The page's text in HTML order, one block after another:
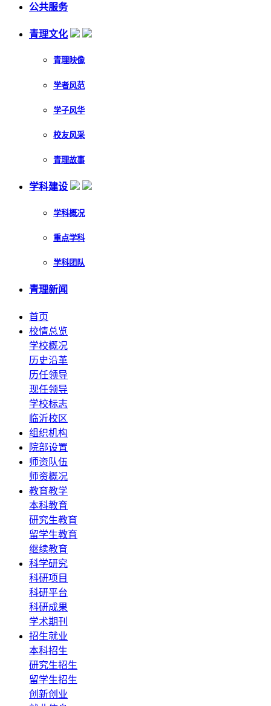
公共服务
青理文化
青理映像
学者风范
学子风华
校友风采
青理故事
学科建设
学科概况
重点学科
学科团队
青理新闻
首页
校情总览
学校概况
历史沿革
历任领导
现任领导
学校标志
临沂校区
组织机构
院部设置
师资队伍
师资概况
教育教学
本科教育
研究生教育
留学生教育
继续教育
科学研究
科研项目
科研平台
科研成果
学术期刊
招生就业
本科招生
研究生招生
留学生招生
创新创业